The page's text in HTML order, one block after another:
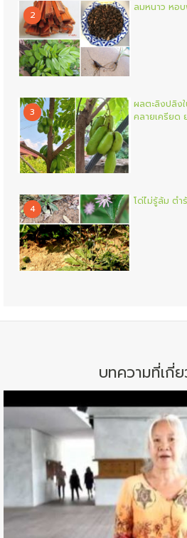
2
ลมหนาว หอ
3
ผลตะลิงปลิง
คลายเครียด
4
โด่ไม่รู้ล้ม ตำ
บทความที่เกี่